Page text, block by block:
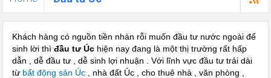
Khách hàng có nguồn tiền nhàn rỗi muốn đầu tư nước ngoài để
sinh lời thìđầu tư Úc hiện nay đang là một thị trường rất hấp
dẫn , dễ đầu tư , dễ sinh lợi nhuận . Với lĩnh vực đầu tư trải dài
từ bất động sản Úc , nhà đất Úc , cho thuê nhà , văn phòng ,